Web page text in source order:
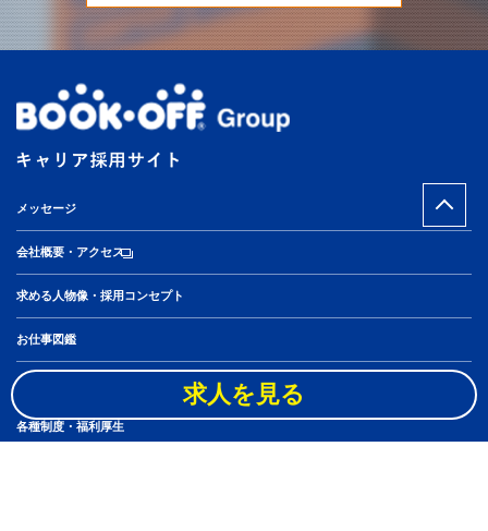
メッセージ
会社概要・アクセス
求める人物像・採用コンセプト
お仕事図鑑
社員10人のキャリアステップ
各種制度・福利厚生
求人を見る